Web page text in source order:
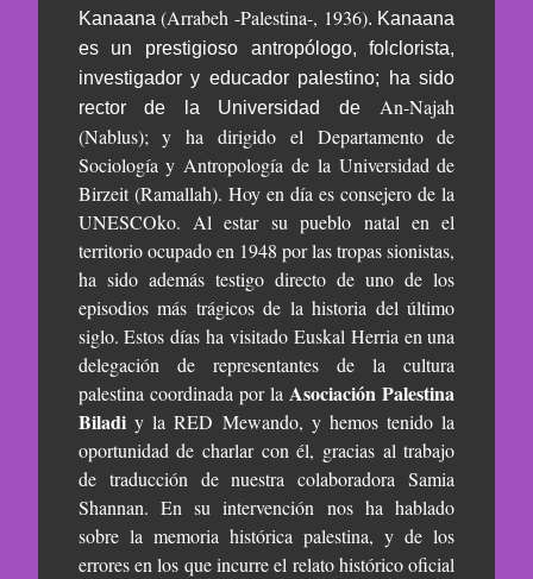
Kanaana(Arrabeh -Palestina-, 1936). Kanaana
es un prestigioso antropólogo, folclorista,
investigador y educador palestino; ha sido
rector de la Universidad deAn-Najah
(Nablus); y ha dirigido el Departamento de
Sociología y Antropología de la Universidad de
Birzeit (Ramallah). Hoy en día es consejero de la
UNESCOko. Al estar su pueblo natal en el
territorio ocupado en 1948 por las tropas sionistas,
ha sido además testigo directo de uno de los
episodios más trágicos de la historia del último
siglo. Estos días ha visitado Euskal Herria en una
delegación de representantes de la cultura
palestina coordinada por la Asociación Palestina
Biladiy laRED Mewando, y hemos tenido la
oportunidad de charlar con él, gracias al trabajo
de traducción de nuestra colaboradora Samia
Shannan. En su intervención nos ha hablado
sobre la memoria histórica palestina, y de los
errores en los que incurre el relato histórico oficial